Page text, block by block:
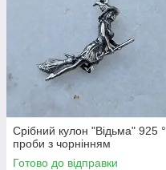
Срібний кулон "Відьма" 925 °
проби з чорнінням
Готово до відправки